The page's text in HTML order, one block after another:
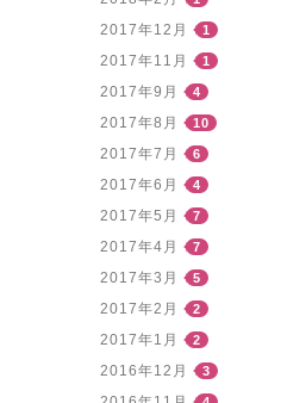
2017年12月 1
2017年11月 1
2017年9月 4
2017年8月 10
2017年7月 6
2017年6月 4
2017年5月 7
2017年4月 7
2017年3月 5
2017年2月 2
2017年1月 2
2016年12月 3